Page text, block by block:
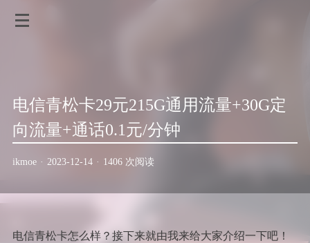
电信青松卡29元215G通用流量+30G定
向流量+通话0.1元/分钟
ikmoe · 2023-12-14 · 1406 次阅读
电信青松卡怎么样？接下来就由我来给大家介绍一下吧！